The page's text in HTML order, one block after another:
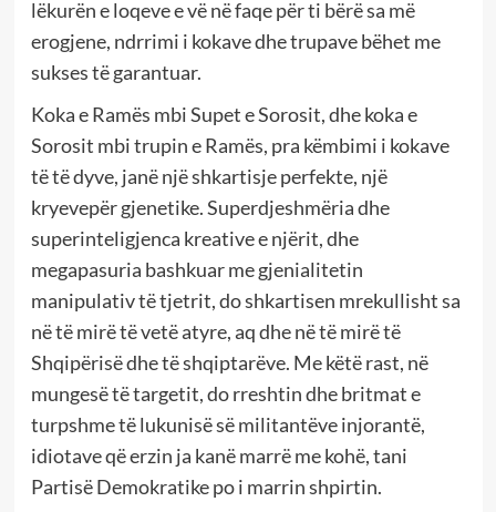
lëkurën e loqeve e vë në faqe për ti bërë sa më
erogjene, ndrrimi i kokave dhe trupave bëhet me
sukses të garantuar.
Koka e Ramës mbi Supet e Sorosit, dhe koka e
Sorosit mbi trupin e Ramës, pra këmbimi i kokave
të të dyve, janë një shkartisje perfekte, një
kryevepër gjenetike. Superdjeshmëria dhe
superinteligjenca kreative e njërit, dhe
megapasuria bashkuar me gjenialitetin
manipulativ të tjetrit, do shkartisen mrekullisht sa
në të mirë të vetë atyre, aq dhe në të mirë të
Shqipërisë dhe të shqiptarëve. Me këtë rast, në
mungesë të targetit, do rreshtin dhe britmat e
turpshme të lukunisë së militantëve injorantë,
idiotave që erzin ja kanë marrë me kohë, tani
Partisë Demokratike po i marrin shpirtin.